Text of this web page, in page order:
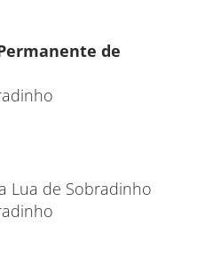
de
Lua de Sobradinho